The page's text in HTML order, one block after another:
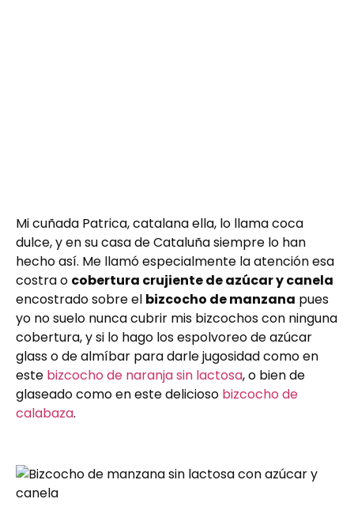
Mi cuñada Patrica, catalana ella, lo llama coca
dulce, y en su casa de Cataluña siempre lo han
hecho así. Me llamó especialmente la atención esa
costra o cobertura crujiente de azúcar y canela
encostrado sobre el bizcocho de manzana pues
yo no suelo nunca cubrir mis bizcochos con ninguna
cobertura, y si lo hago los espolvoreo de azúcar
glass o de almíbar para darle jugosidad como en
este bizcocho de naranja sin lactosa, o bien de
glaseado como en este delicioso bizcocho de
calabaza.